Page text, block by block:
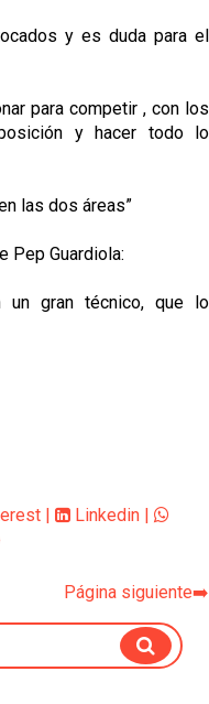
y es duda para el
para competir , con los
y hacer todo lo
las dos áreas”
Pep Guardiola:
un gran técnico, que lo
Linkedin
Página siguiente➡️